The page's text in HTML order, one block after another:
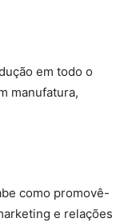
em todo o
manufatura,
como promovê-
e relações